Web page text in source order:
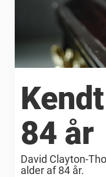
84 år
David Clayton-
alder af 84 år.